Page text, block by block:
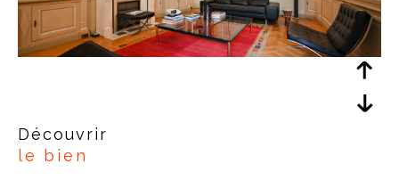
découvrir
le bien